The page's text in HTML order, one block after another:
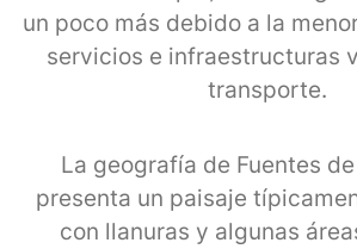
un poco más debido a la
servicios e infraestructuras
transporte.
La geografía de Fuentes
presenta un paisaje
con llanuras y algunas